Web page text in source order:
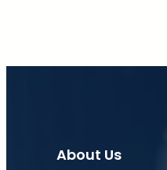
About Us